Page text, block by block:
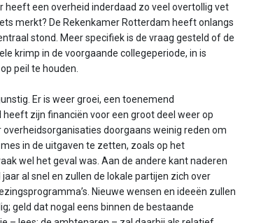
een overheid inderdaad zo veel overtollig vet
merkt? De Rekenkamer Rotterdam heeft onlangs
stond. Meer specifiek is de vraag gesteld of de
krimp in de voorgaande collegeperiode, in is
peil te houden.
Er is weer groei, een toenemend
zijn financiën voor een groot deel weer op
doorgaans weinig reden om
in de uitgaven te zetten, zoals op het
wel het geval was. Aan de andere kant naderen
al snel en zullen de lokale partijen zich over
Nieuwe wensen en ideeën zullen
geld dat nogal eens binnen de bestaande